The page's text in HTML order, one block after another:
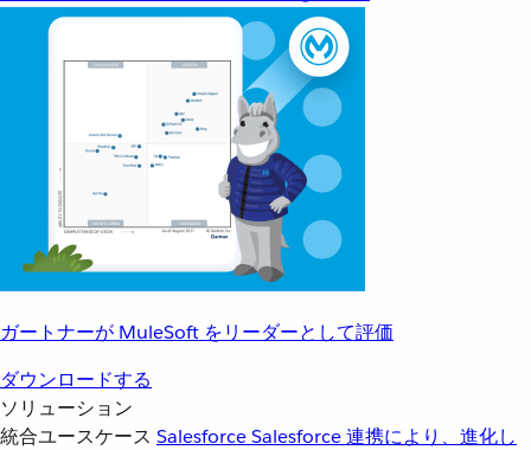
ガートナーが MuleSoft をリーダーとして評価
ダウンロードする
ソリューション
統合ユースケース SalesforceSalesforce 連携により、進化し